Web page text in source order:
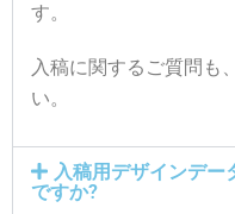
す。
入稿に関するご質問も
い。
入稿用デザインデー
ですか?